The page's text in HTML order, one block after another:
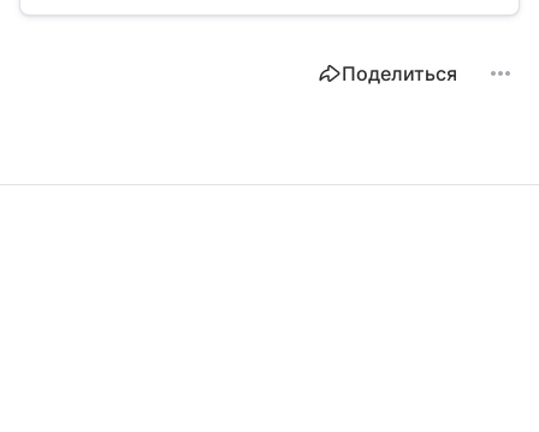
Поделиться